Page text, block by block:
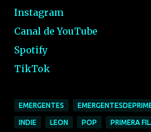
Instagram
Canal de YouTube
Spotify
TikTok
EMERGENTES
INDIE LEON POP PRIMERA